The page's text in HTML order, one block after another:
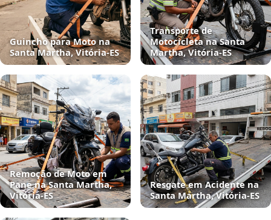
Guincho para Moto na
Santa Martha, Vitória‑ES
Transporte de
Motocicleta na Santa
Martha, Vitória‑ES
Remoção de Moto em
Pane na Santa Martha,
Vitória‑ES
Resgate em Acidente na
Santa Martha, Vitória‑ES